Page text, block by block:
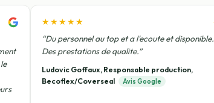
★★★★★
“Du personnel au top et a l'ecoute et disponible.
Des prestations de qualite.”
Ludovic Goffaux, Responsable production,
Becoflex/Coverseal
Avis Google